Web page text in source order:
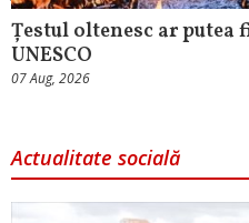
Țestul oltenesc ar
UNESCO
07 Aug, 2026
Actualitate socială